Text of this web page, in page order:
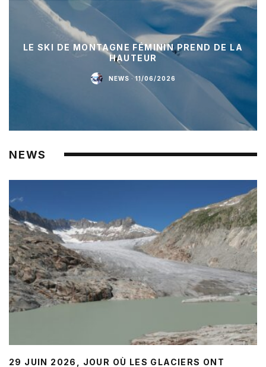
LE SKI DE MONTAGNE FÉMININ PREND DE LA
HAUTEUR
NEWS · 11/06/2026
NEWS
29 JUIN 2026, JOUR OÙ LES GLACIERS ONT